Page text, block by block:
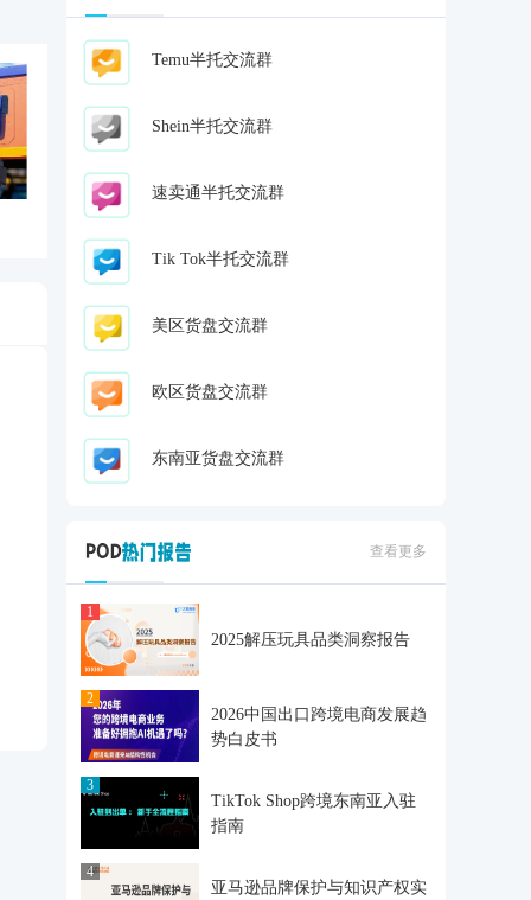
Temu半托交流群
Shein半托交流群
速卖通半托交流群
Tik Tok半托交流群
美区货盘交流群
欧区货盘交流群
东南亚货盘交流群
查看更多
1
2025解压玩具品类洞察报告
2
2026中国出口跨境电商发展趋
势白皮书
3
TikTok Shop跨境东南亚入驻
指南
4
亚马逊品牌保护与知识产权实